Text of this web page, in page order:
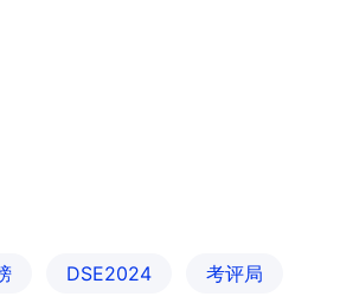
DSE2024 考评局